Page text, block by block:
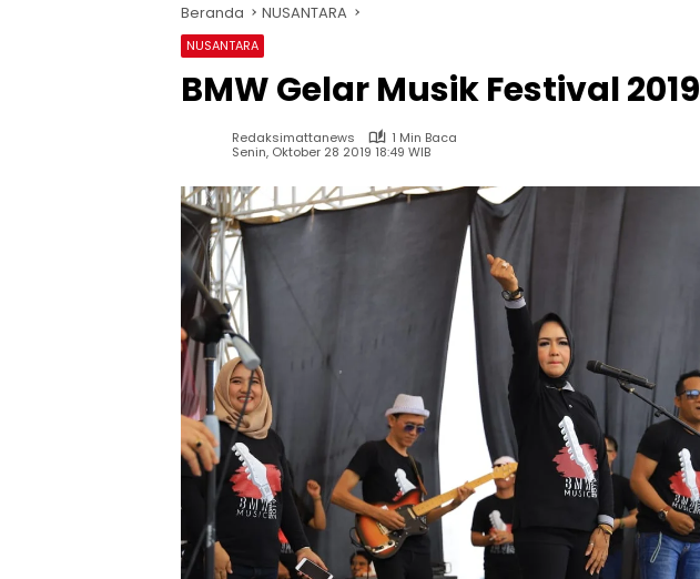
Beranda NUSANTARA
NUSANTARA
BMW Gelar Musik Festival 2019
Redaksimattanews
1 Min Baca
Senin, Oktober 28 2019 18:49 WIB